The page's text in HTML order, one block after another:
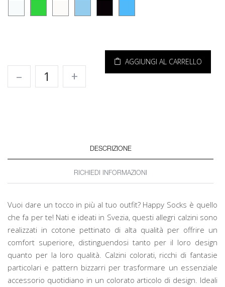
– +
AGGIUNGI AL CARRELLO
DESCRIZIONE
RICHIEDI INFORMAZIONI
Vuoi dare un tocco in più al tuo outfit? Happy Socks è quello
che fa per te! Nati e ideati in Svezia, questi allegri calzini sono
realizzati in cotone pettinato di alta qualità per offrire un
comfort superiore, distinguendosi tanto per il loro design
quanto per la loro qualità. Calzini colorati, ricchi di fantasie
particolari e pattern bizzarri per trasformare un essenziale
accessorio quotidiano in un colorato articolo di design. Ideali